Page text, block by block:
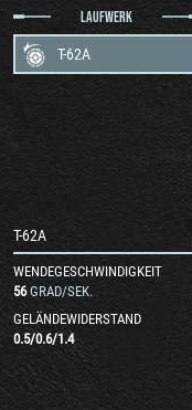
LAUFWERK
T-62A
T-62A
WENDEGESCHWINDIGKEIT
56 GRAD/SEK.
GELÄNDEWIDERSTAND
0.5/0.6/1.4